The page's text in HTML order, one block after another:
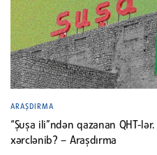
ARAŞDIRMA
“Şuşa ili”ndən qazanan QHT-
xərclənib? – Araşdırma